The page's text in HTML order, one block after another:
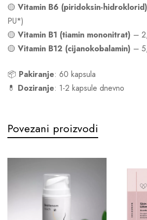
🟡 Vitamin B6 (piridoksin-hidroklorid)
PU*)
🟡 Vitamin B1 (tiamin mononitrat) –
🟡 Vitamin B12 (cijanokobalamin) –
📦 Pakiranje: 60 kapsula
💊 Doziranje: 1-2 kapsule dnevno
Povezani proizvodi